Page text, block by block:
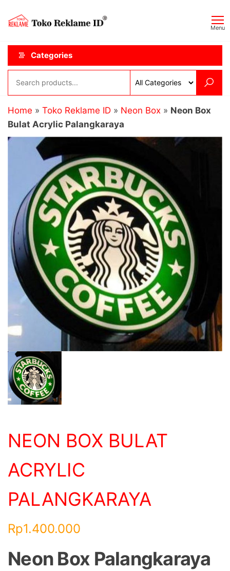
content
ID
Menu
Categories
Home » Toko Reklame ID » Neon Box » Neon Box
Bulat Acrylic Palangkaraya
NEON BOX BULAT
ACRYLIC
PALANGKARAYA
Rp1.400.000
Neon Box Palangkaraya